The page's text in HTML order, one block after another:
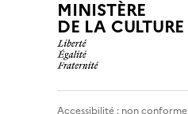
MINISTÈRE
DE LA CULTURE
Accessibilité : non conforme